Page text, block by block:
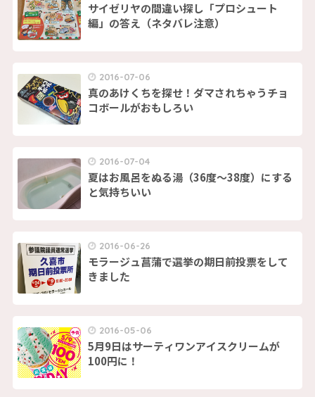
サイゼリヤの間違い探し「プロシュート
編」の答え（ネタバレ注意）
2016-07-06
真のあけくちを探せ！ダマされちゃうチョ
コボールがおもしろい
2016-07-04
夏はお風呂をぬる湯（36度〜38度）にする
と気持ちいい
2016-06-26
モラージュ菖蒲で選挙の期日前投票をして
きました
2016-05-06
5月9日はサーティワンアイスクリームが
100円に！